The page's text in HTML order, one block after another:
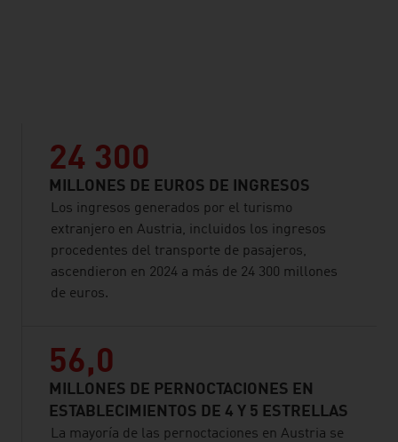
24 300
MILLONES DE EUROS DE INGRESOS
Los ingresos generados por el turismo
extranjero en Austria, incluidos los ingresos
procedentes del transporte de pasajeros,
ascendieron en 2024 a más de 24 300 millones
de euros.
56,0
MILLONES DE PERNOCTACIONES EN
ESTABLECIMIENTOS DE 4 Y 5 ESTRELLAS
La mayoría de las pernoctaciones en Austria se